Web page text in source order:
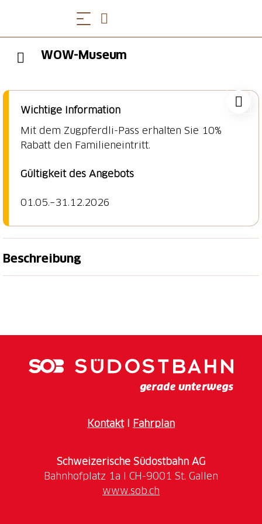
WOW-Museum
Wichtige Information
Mit dem Zugpferdli-Pass erhalten Sie 10%
Rabatt den Familieneintritt.
Gültigkeit des Angebots
01.05.–31.12.2026
Beschreibung
geht es nicht nur ums Betrachten, denn hier wird am
einzigartige Schnappschüsse garantiert! Auf drei
Etagen warten insgesamt 12 Themenräume und das
Wonder Lab darauf entdeckt zu werden. Die Räume
KontaktI Fahrplan
Schweizerische Südostbahn AG
www.sob.ch